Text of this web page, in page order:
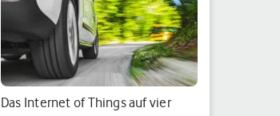
Das Internet of Things auf vier